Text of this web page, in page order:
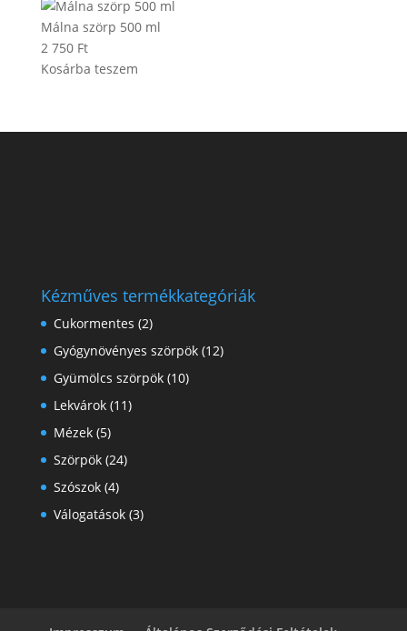
Málna szörp 500 ml
2 750 Ft
Kosárba teszem
Kézműves termékkategóriák
Cukormentes (2)
Gyógynövényes szörpök (12)
Gyümölcs szörpök (10)
Lekvárok (11)
Mézek (5)
Szörpök (24)
Szószok (4)
Válogatások (3)